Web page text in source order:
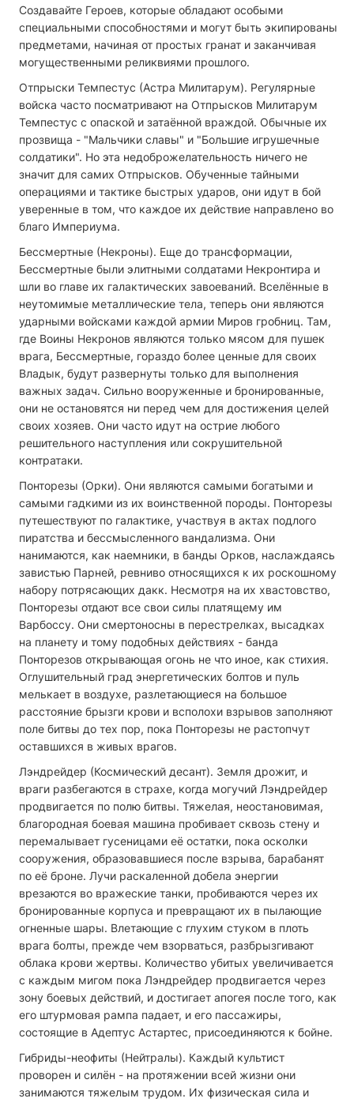
Создавайте Героев, которые обладают особыми
специальными способностями и могут быть экипированы
предметами, начиная от простых гранат и заканчивая
могущественными реликвиями прошлого.
Отпрыски Темпестус (Астра Милитарум). Регулярные
войска часто посматривают на Отпрысков Милитарум
Темпестус с опаской и затаённой враждой. Обычные их
прозвища - "Мальчики славы" и "Большие игрушечные
солдатики". Но эта недоброжелательность ничего не
значит для самих Отпрысков. Обученные тайными
операциями и тактике быстрых ударов, они идут в бой
уверенные в том, что каждое их действие направлено во
благо Империума.
Бессмертные (Некроны). Еще до трансформации,
Бессмертные были элитными солдатами Некронтира и
шли во главе их галактических завоеваний. Вселённые в
неутомимые металлические тела, теперь они являются
ударными войсками каждой армии Миров гробниц. Там,
где Воины Некронов являются только мясом для пушек
врага, Бессмертные, гораздо более ценные для своих
Владык, будут развернуты только для выполнения
важных задач. Сильно вооруженные и бронированные,
они не остановятся ни перед чем для достижения целей
своих хозяев. Они часто идут на острие любого
решительного наступления или сокрушительной
контратаки.
Понторезы (Орки). Они являются самыми богатыми и
самыми гадкими из их воинственной породы. Понторезы
путешествуют по галактике, участвуя в актах подлого
пиратства и бессмысленного вандализма. Они
нанимаются, как наемники, в банды Орков, наслаждаясь
завистью Парней, ревниво относящихся к их роскошному
набору потрясающих дакк. Несмотря на их хвастовство,
Понторезы отдают все свои силы платящему им
Варбоссу. Они смертоносны в перестрелках, высадках
на планету и тому подобных действиях - банда
Понторезов открывающая огонь не что иное, как стихия.
Оглушительный град энергетических болтов и пуль
мелькает в воздухе, разлетающиеся на большое
расстояние брызги крови и всполохи взрывов заполняют
поле битвы до тех пор, пока Понторезы не растопчут
оставшихся в живых врагов.
Лэндрейдер (Космический десант). Земля дрожит, и
враги разбегаются в страхе, когда могучий Лэндрейдер
продвигается по полю битвы. Тяжелая, неостановимая,
благородная боевая машина пробивает сквозь стену и
перемалывает гусеницами её остатки, пока осколки
сооружения, образовавшиеся после взрыва, барабанят
по её броне. Лучи раскаленной добела энергии
врезаются во вражеские танки, пробиваются через их
бронированные корпуса и превращают их в пылающие
огненные шары. Влетающие с глухим стуком в плоть
врага болты, прежде чем взорваться, разбрызгивают
облака крови жертвы. Количество убитых увеличивается
с каждым мигом пока Лэндрейдер продвигается через
зону боевых действий, и достигает апогея после того, как
его штурмовая рампа падает, и его пассажиры,
состоящие в Адептус Астартес, присоединяются к бойне.
Гибриды-неофиты (Нейтралы). Каждый культист
проворен и силён - на протяжении всей жизни они
занимаются тяжелым трудом. Их физическая сила и